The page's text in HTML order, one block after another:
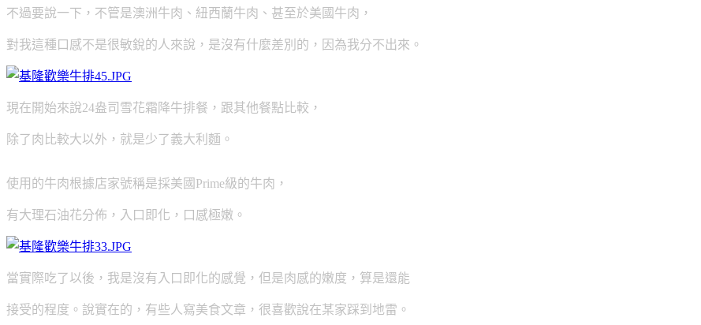
不過要說一下，不管是澳洲牛肉、紐西蘭牛肉、甚至於美國牛肉，
對我這種口感不是很敏銳的人來說，是沒有什麼差別的，因為我分不出來。
現在開始來說24盎司雪花霜降牛排餐，跟其他餐點比較，
除了肉比較大以外， 就是少了義大利麵。
使用的牛肉根據店家號稱是採美國Prime級的牛肉，
有大理石油花分佈，入口即化，口感極嫩。
當實際吃了以後，我是沒有入口即化的感覺，但是肉感的嫩度， 算是還能
接受的程度。說實在的，有些人寫美食文章， 很喜歡說在某家踩到地雷。